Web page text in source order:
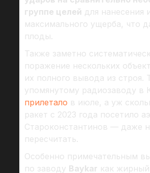
группе целей для нанесения
максимального ущерба, что
плоды.
Также заметно
поражение нескольких
их полного вывода из строя.
упомянутому радиозаводу в
прилетало в июле, а уж
ракет с 2023 года посетило
Староконстантинов — даже
пересчитать.
Особенно примечательным
по заводу Baykar как